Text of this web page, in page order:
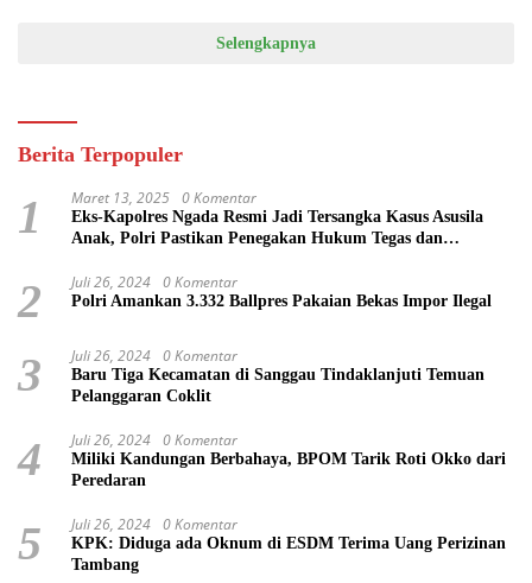
Selengkapnya
Berita Terpopuler
1 Maret 13, 2025 0 Komentar
Eks-Kapolres Ngada Resmi Jadi Tersangka Kasus Asusila
Anak, Polri Pastikan Penegakan Hukum Tegas dan
2 Juli 26, 2024 0 Komentar
Polri Amankan 3.332 Ballpres Pakaian Bekas Impor Ilegal
3 Juli 26, 2024 0 Komentar
Baru Tiga Kecamatan di Sanggau Tindaklanjuti Temuan
Pelanggaran Coklit
4 Juli 26, 2024 0 Komentar
Miliki Kandungan Berbahaya, BPOM Tarik Roti Okko dari
Peredaran
5 Juli 26, 2024 0 Komentar
KPK: Diduga ada Oknum di ESDM Terima Uang Perizinan
Tambang